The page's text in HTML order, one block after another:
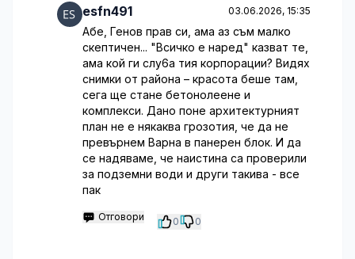
esfn491 03.06.2026, 15:35
Абе, Генов прав си, ама аз съм малко
скептичен... "Всичко е наред" казват те,
ама кой ги слу6а тия корпорации? Видях
снимки от района – красота беше там,
сега ще стане бетонолеене и
комплекси. Дано поне архитектурният
план не е някаква грозотия, че да не
превърнем Варна в панерен блок. И да
се надяваме, че наистина са проверили
за подземни води и други такива - все
пак
Отговори 0 0